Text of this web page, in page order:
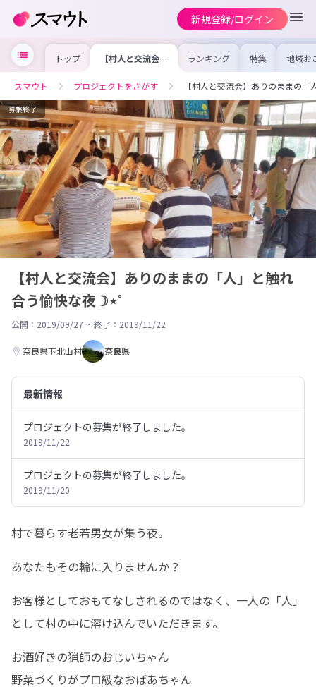
新規登録/ログイン
トップ 【村人と交流会】
ありのままの
愉快な夜☽⋆゜
ランキング 特集 地域お
の求
を集め
事内容
を比較
合った
けよう
スマウト プロジェクトをさがす 【村人と交流会】ありのままの
募集終了
【村人と交流会】ありのままの「人」と触れ
合う愉快な夜☽⋆゜
公開：2019/09/27 ~ 終了：2019/11/22
奈良県下北山村 奈良県
最新情報
プロジェクトの募集が終了しました。
2019/11/22
プロジェクトの募集が終了しました。
2019/11/20
村で暮らす老若男女が集う夜。
あなたもその輪に入りませんか？
お客様としておもてなしされるのではなく、一人の「人」
として村の中に溶け込んでいただきます。
お酒好きの猟師のおじいちゃん
野菜づくりがプロ級なおばあちゃん